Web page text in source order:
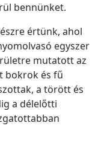
bennünket.
értünk, ahol
egyszer
mutatott az
bokrok és fű
a törött és
a délelőtti